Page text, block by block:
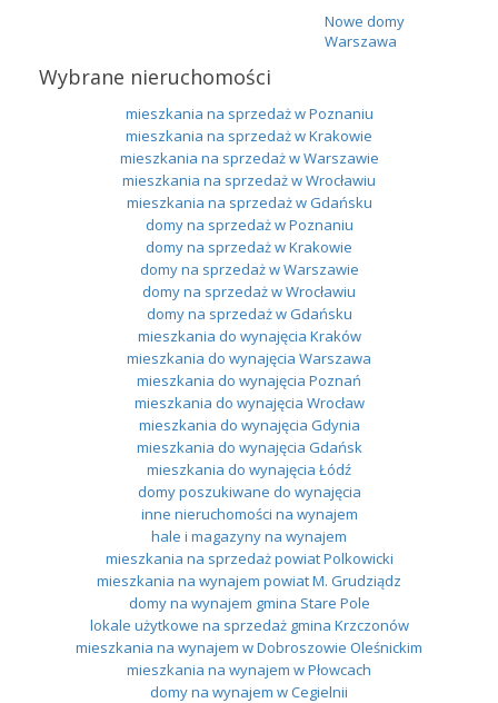
Nowe domy
Warszawa
Wybrane nieruchomości
mieszkania na sprzedaż w Poznaniu
mieszkania na sprzedaż w Krakowie
mieszkania na sprzedaż w Warszawie
mieszkania na sprzedaż w Wrocławiu
mieszkania na sprzedaż w Gdańsku
domy na sprzedaż w Poznaniu
domy na sprzedaż w Krakowie
domy na sprzedaż w Warszawie
domy na sprzedaż w Wrocławiu
domy na sprzedaż w Gdańsku
mieszkania do wynajęcia Kraków
mieszkania do wynajęcia Warszawa
mieszkania do wynajęcia Poznań
mieszkania do wynajęcia Wrocław
mieszkania do wynajęcia Gdynia
mieszkania do wynajęcia Gdańsk
mieszkania do wynajęcia Łódź
domy poszukiwane do wynajęcia
inne nieruchomości na wynajem
hale i magazyny na wynajem
mieszkania na sprzedaż powiat Polkowicki
mieszkania na wynajem powiat M. Grudziądz
domy na wynajem gmina Stare Pole
lokale użytkowe na sprzedaż gmina Krzczonów
mieszkania na wynajem w Dobroszowie Oleśnickim
mieszkania na wynajem w Płowcach
domy na wynajem w Cegielnii